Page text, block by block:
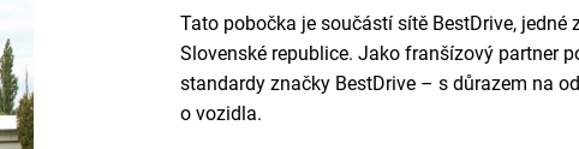
Tato pobočka je součástí sítě BestDrive, jedné
Slovenské republice. Jako franšízový partner
standardy značky BestDrive – s důrazem na
o vozidla.